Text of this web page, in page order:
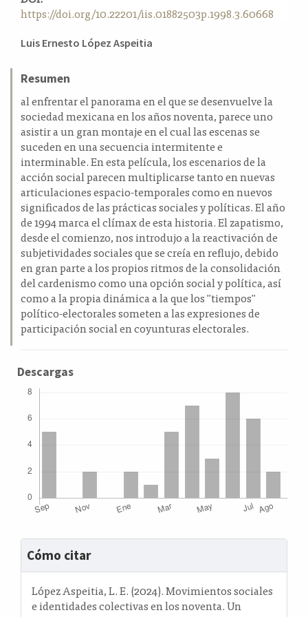
https://doi.org/10.22201/iis.01882503p.1998.3.60668
Contenido
del
artículo
Luis Ernesto López Aspeitia
Resumen
al enfrentar el panorama en el que se desenvuelve la
sociedad mexicana en los años noventa, parece uno
asistir a un gran montaje en el cual las escenas se
suceden en una secuencia intermitente e
interminable. En esta película, los escenarios de la
acción social parecen multiplicarse tanto en nuevas
articulaciones espacio-temporales como en nuevos
significados de las prácticas sociales y políticas. El año
de 1994 marca el clímax de esta historia. El zapatismo,
desde el comienzo, nos introdujo a la reactivación de
subjetividades sociales que se creía en reflujo, debido
en gran parte a los propios ritmos de la consolidación
del cardenismo como una opción social y política, así
como a la propia dinámica a la que los "tiempos"
político-electorales someten a las expresiones de
participación social en coyunturas electorales.
Descargas
Detalles
del
artículo
Cómo citar
López Aspeitia, L. E. (2024). Movimientos sociales
e identidades colectivas en los noventa. Un